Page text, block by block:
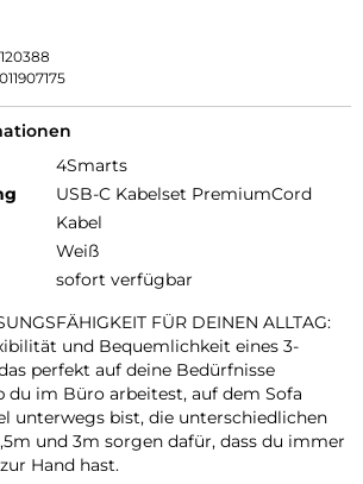
4Smarts
USB-C Kabelset PremiumCord
Kabel
Weiß
sofort verfügbar
FÜR DEINEN ALLTAG:
und Bequemlichkeit eines 3-
perfekt auf deine Bedürfnisse
im Büro arbeitest, auf dem Sofa
unterwegs bist, die unterschiedlichen
und 3m sorgen dafür, dass du immer
Hand hast.